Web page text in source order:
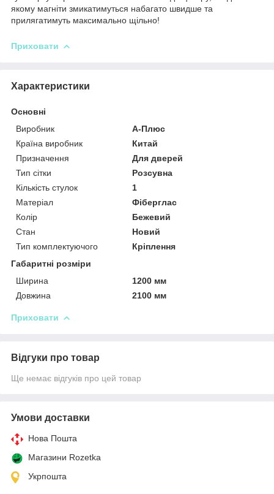
якому магніти змикатимуться набагато швидше та
прилягатимуть максимально щільно!
Приховати
Характеристики
Основні
Виробник
А-Плюс
Країна виробник
Китай
Призначення
Для дверей
Тип сітки
Розсувна
Кількість стулок
1
Матеріал
Фіберглас
Колір
Бежевий
Стан
Новий
Тип комплектуючого
Кріплення
Габаритні розміри
Ширина
1200 мм
Довжина
2100 мм
Приховати
Відгуки про товар
Ще немає відгуків про цей товар
Умови доставки
Нова Пошта
Магазини Rozetka
Укрпошта